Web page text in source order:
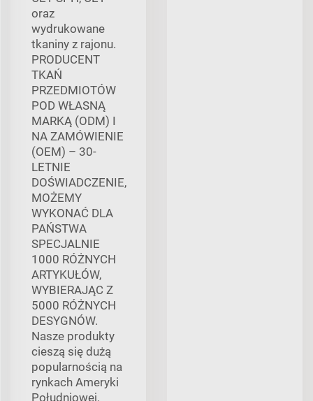
oraz
wydrukowane
tkaniny z rajonu.
PRODUCENT
TKAŃ
PRZEDMIOTÓW
POD WŁASNĄ
MARKĄ (ODM) I
NA ZAMÓWIENIE
(OEM) – 30-
LETNIE
DOŚWIADCZENIE,
MOŻEMY
WYKONAĆ DLA
PAŃSTWA
SPECJALNIE
1000 RÓŻNYCH
ARTYKUŁÓW,
WYBIERAJĄC Z
5000 RÓŻNYCH
DESYGNÓW.
Nasze produkty
cieszą się dużą
popularnością na
rynkach Ameryki
Południowej,